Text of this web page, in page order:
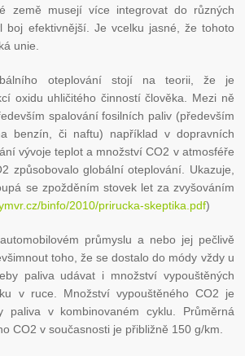
země musejí více integrovat do různých
boj efektivnější. Je vcelku jasné, že tohoto
unie.
oteplování stojí na teorii, že je
oxidu uhličitého činností člověka. Mezi ně
spalování fosilních paliv (především
benzín, či naftu) například v dopravních
vývoje teplot a množství CO2 v atmosféře
způsobovalo globální oteplování. Ukazuje,
se zpožděním stovek let za zvyšováním
binfo/2010/prirucka-skeptika.pdf)
průmyslu a nebo jej pečlivě
toho, že se dostalo do módy vždy u
paliva udávat i množství vypouštěných
v ruce. Množství vypouštěného CO2 je
paliva v kombinovaném cyklu. Průměrná
CO2 v současnosti je přibližně 150 g/km.